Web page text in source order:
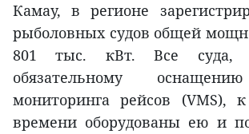
Камау, в регионе
рыболовных судов общей
801 тыс. кВт. Все суда,
обязательному
мониторинга рейсов (VMS),
времени оборудованы ею и